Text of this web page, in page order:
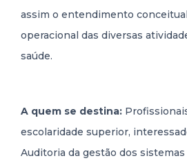
assim o entendimento
operacional das diversas
saúde.
A quem se destina:
escolaridade superior,
Auditoria da gestão dos sistemas